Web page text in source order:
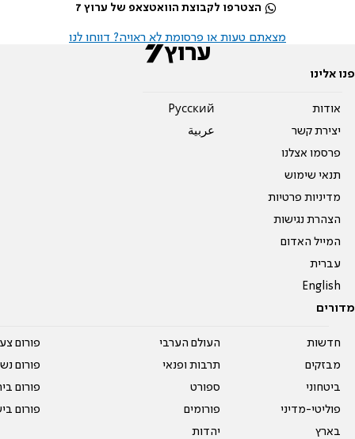
הצטרפו לקבוצת הוואטצאפ של ערוץ 7
מצאתם טעות או פרסומת לא ראויה? דווחו לנו
פנו אלינו
אודות
יצירת קשר
פרסמו אצלנו
תנאי שימוש
מדיניות פרטיות
הצהרת נגישות
המייל האדום
עברית
English
Pусский
عربية
מדורים
חדשות
מבזקים
ביטחוני
פוליטי-מדיני
בארץ
העולם הערבי
תרבות ופנאי
ספורט
פורומים
יהדות
פורום
פורום
פורום
פורום